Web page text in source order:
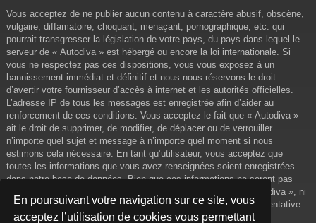
En poursuivant votre navigation sur ce site, vous
acceptez l’utilisation de cookies vous permettant
Vous acceptez de ne publier aucun contenu à caractère abusif, obscène,
vulgaire, diffamatoire, choquant, menaçant, pornographique, etc. qui
pourrait transgresser la législation de votre pays, du pays dans lequel le
serveur de « Autodiva » est hébergé ou encore la loi internationale. Si
vous ne respectez pas ces dispositions, vous vous exposez à un
bannissement immédiat et définitif et nous nous réservons le droit
d’avertir votre fournisseur d’accès à internet et les autorités officielles.
L’adresse IP de tous les messages est enregistrée afin d’aider au
renforcement de ces conditions. Vous acceptez le fait que « Autodiva »
ait le droit de supprimer, de modifier, de déplacer ou de verrouiller
n’importe quel sujet et message à n’importe quel moment si nous
estimons cela nécessaire. En tant qu’utilisateur, vous acceptez que
toutes les informations que vous avez renseignées soient enregistrées
dans notre base de données. Bien que ces informations ne seront pas
diffusées à une tierce partie sans votre consentement, ni « Autodiva », ni
phpBB, ne pourront être tenus comme responsables en cas de tentative
de piratage informatique visant à compromettre vos données.